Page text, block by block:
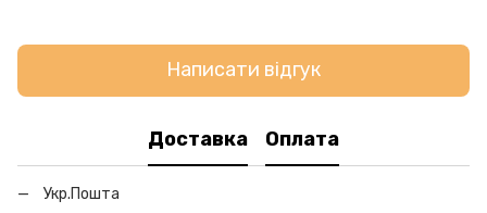
Написати відгук
Доставка Оплата
Укр.Пошта